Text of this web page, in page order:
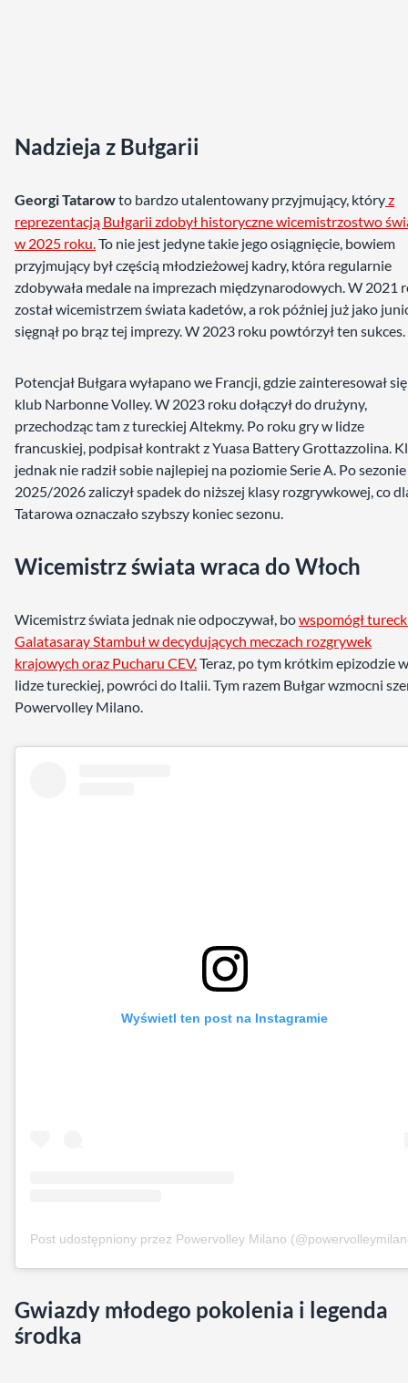
Nadzieja z Bułgarii
Georgi Tatarowto bardzo utalentowany przyjmujący, któryz
reprezentacją Bułgarii zdobył historyczne wicemistrzostwo
w 2025 roku.To nie jest jedyne takie jego osiągnięcie, bowiem
przyjmujący był częścią młodzieżowej kadry, która regularnie
zdobywała medale na imprezach międzynarodowych. W 2021
został wicemistrzem świata kadetów, a rok później już jako
sięgnął po brąz tej imprezy. W 2023 roku powtórzył ten sukces.
Potencjał Bułgara wyłapano we Francji, gdzie zainteresował
klub Narbonne Volley. W 2023 roku dołączył do drużyny,
przechodząc tam z tureckiej Altekmy. Po roku gry w lidze
francuskiej, podpisał kontrakt z Yuasa Battery Grottazzolina.
jednak nie radził sobie najlepiej na poziomie Serie A. Po sezonie
2025/2026 zaliczył spadek do niższej klasy rozgrywkowej, co
Tatarowa oznaczało szybszy koniec sezonu.
Wicemistrz świata wraca do Włoch
Wicemistrz świata jednak nie odpoczywał, bowspomógł
Galatasaray Stambuł w decydujących meczach rozgrywek
krajowych oraz Pucharu CEV.Teraz, po tym krótkim epizodzie w
lidze tureckiej, powróci do Italii. Tym razem Bułgar wzmocni
Powervolley Milano.
Wyświetl ten post na Instagramie
Post udostępniony przez Powervolley Milano
Gwiazdy młodego pokolenia i legenda
środka